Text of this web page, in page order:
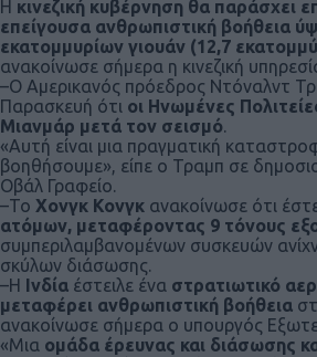
Η κινεζική κυβέρνηση θα παράσχει
επείγουσα ανθρωπιστική βοήθεια
εκατομμυρίων γιουάν (12,7
ανακοίνωσε σήμερα η κινεζική
–Ο Αμερικανός πρόεδρος Ντόναλντ
Παρασκευή ότι οι Ηνωμένες
Μιανμάρ μετά τον σεισμό.
«Αυτή είναι μια πραγματική
βοηθήσουμε», είπε ο Τραμπ σε
Οβάλ Γραφείο.
–Το Χονγκ Κονγκ ανακοίνωσε ότι
ατόμων, μεταφέροντας 9 τόνους
συμπεριλαμβανομένων συσκευών
σκύλων διάσωσης.
–Η Ινδία έστειλε ένα στρατιωτικό
μεταφέρει ανθρωπιστική βοήθεια
ανακοίνωσε σήμερα ο υπουργός
«Μια ομάδα έρευνας και διάσωσης